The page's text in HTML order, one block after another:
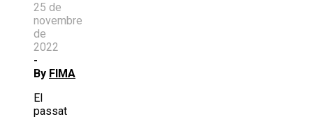
25 de
novembre
de
2022
-
By FIMA
El
passat